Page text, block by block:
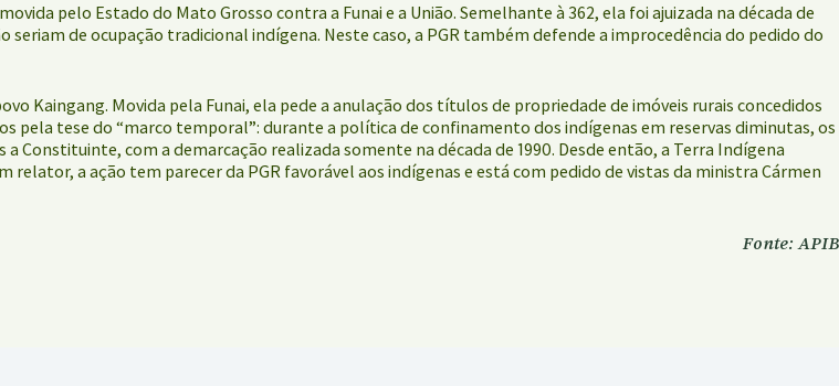
pelo Estado do Mato Grosso contra a Funai e a União. Semelhante à 362, ela foi ajuizada na década de
seriam de ocupação tradicional indígena. Neste caso, a PGR também defende a improcedência do pedido do
Kaingang. Movida pela Funai, ela pede a anulação dos títulos de propriedade de imóveis rurais concedidos
pela tese do “marco temporal”: durante a política de confinamento dos indígenas em reservas diminutas, os
com a demarcação realizada somente na década de 1990. Desde então, a Terra Indígena
a ação tem parecer da PGR favorável aos indígenas e está com pedido de vistas da ministra Cármen
Fonte: APIB